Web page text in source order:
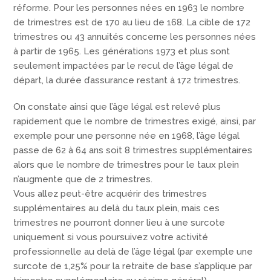
réforme. Pour les personnes nées en 1963 le nombre
de trimestres est de 170 au lieu de 168. La cible de 172
trimestres ou 43 annuités concerne les personnes nées
à partir de 1965. Les générations 1973 et plus sont
seulement impactées par le recul de l’âge légal de
départ, la durée d’assurance restant à 172 trimestres.
On constate ainsi que l’âge légal est relevé plus
rapidement que le nombre de trimestres exigé, ainsi, par
exemple pour une personne née en 1968, l’âge légal
passe de 62 à 64 ans soit 8 trimestres supplémentaires
alors que le nombre de trimestres pour le taux plein
n’augmente que de 2 trimestres.
Vous allez peut-être acquérir des trimestres
supplémentaires au delà du taux plein, mais ces
trimestres ne pourront donner lieu à une surcote
uniquement si vous poursuivez votre activité
professionnelle au delà de l’âge légal (par exemple une
surcote de 1,25% pour la retraite de base s’applique par